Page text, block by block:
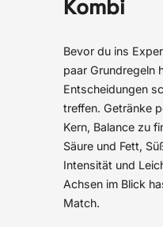
Kombi
Bevor du ins
paar Grundregeln
Entscheidungen
treffen. Getränke
Kern, Balance zu
Säure und Fett,
Intensität und
Achsen im Blick
Match.